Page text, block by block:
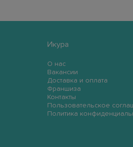
Икура
О нас
Вакансии
Доставка и оплата
Франшиза
Контакты
Пользовательское
Политика